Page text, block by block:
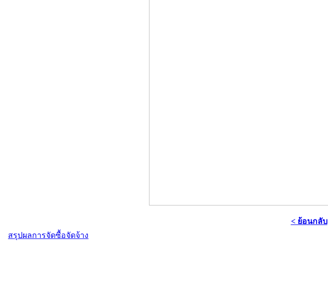
< ย้อนกลับ
สรุปผลการจัดซื้อจัดจ้าง